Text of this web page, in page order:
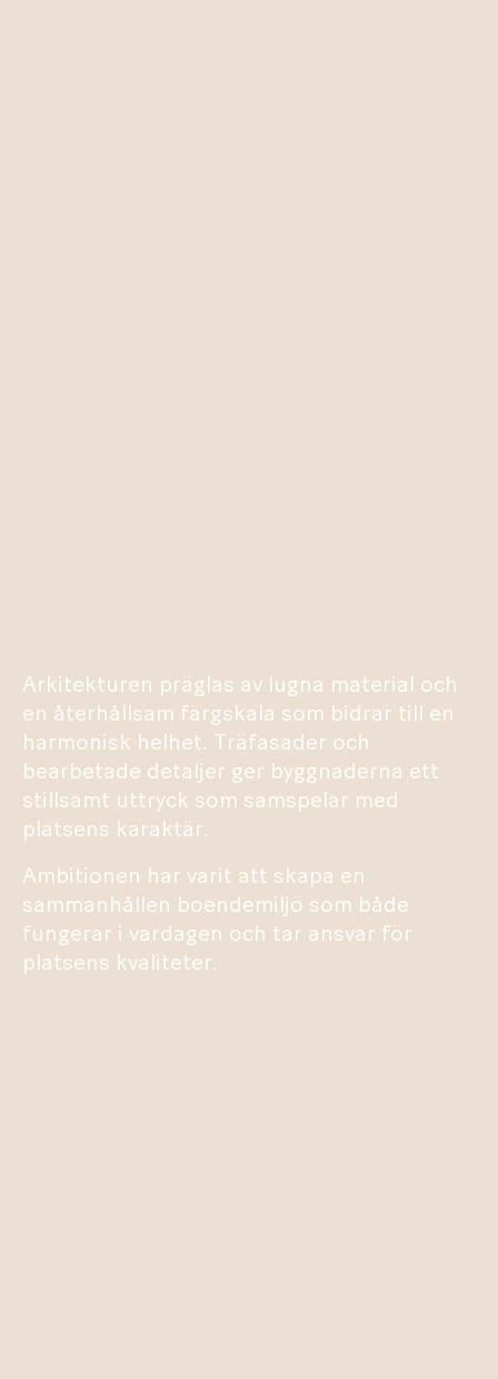
Arkitekturen präglas av lugna material och
en återhållsam färgskala som bidrar till en
harmonisk helhet. Träfasader och
bearbetade detaljer ger byggnaderna ett
stillsamt uttryck som samspelar med
platsens karaktär.
Ambitionen har varit att skapa en
sammanhållen boendemiljö som både
fungerar i vardagen och tar ansvar för
platsens kvaliteter.